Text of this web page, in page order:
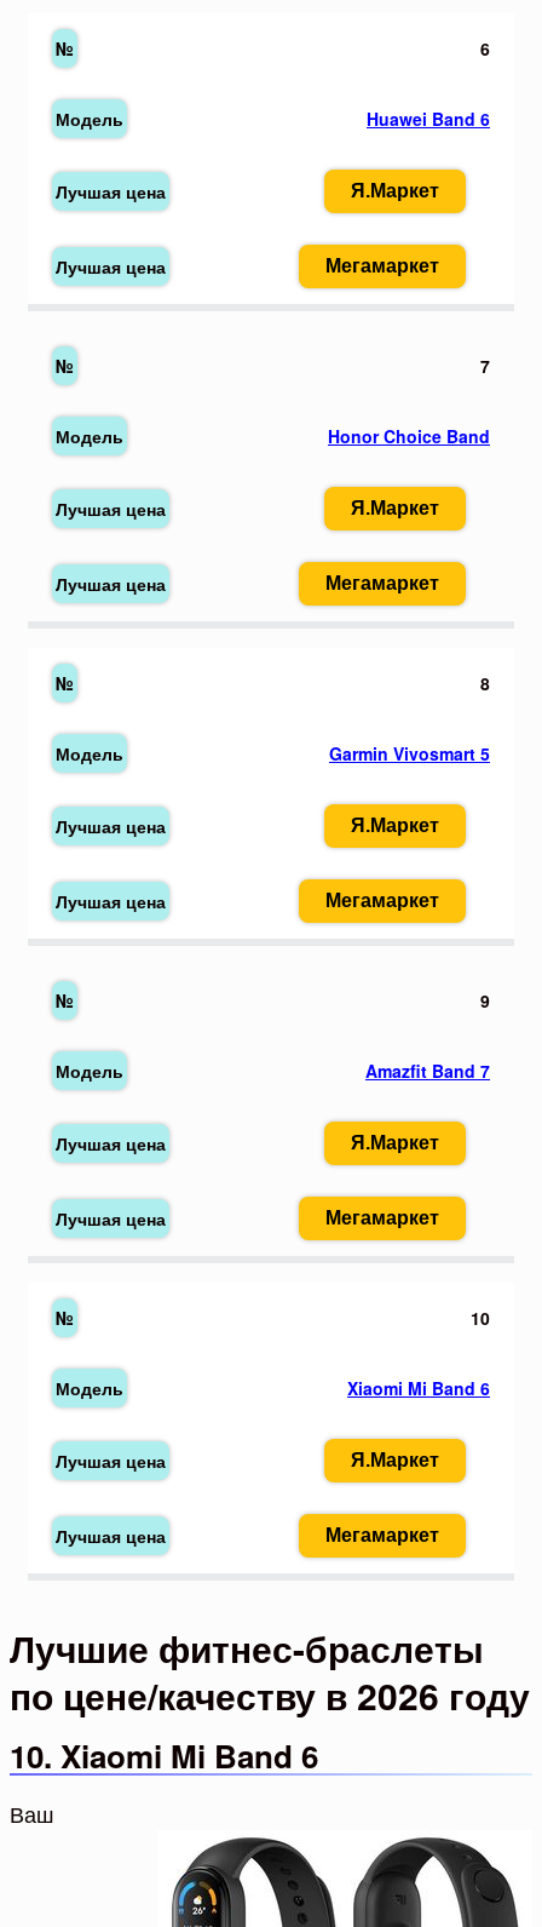
6
Huawei Band 6
Я.Маркет
Мегамаркет
7
Honor Choice Band
Я.Маркет
Мегамаркет
8
Garmin Vivosmart 5
Я.Маркет
Мегамаркет
9
Amazfit Band 7
Я.Маркет
Мегамаркет
10
Xiaomi Mi Band 6
Я.Маркет
Мегамаркет
Лучшие фитнес-браслеты
по цене/качеству в 2026 году
10. Xiaomi Mi Band 6
Ваш